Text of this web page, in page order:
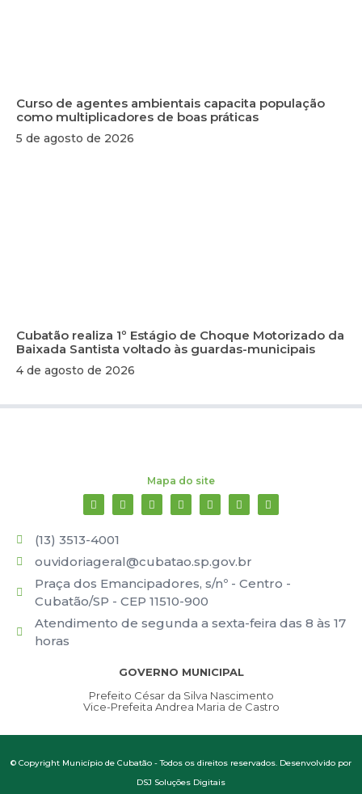
Curso de agentes ambientais capacita população
como multiplicadores de boas práticas
5 de agosto de 2026
Cubatão realiza 1º Estágio de Choque Motorizado da
Baixada Santista voltado às guardas-municipais
4 de agosto de 2026
Mapa do site
(13) 3513-4001
ouvidoriageral@cubatao.sp.gov.br
Praça dos Emancipadores, s/nº - Centro -
Cubatão/SP - CEP 11510-900
Atendimento de segunda a sexta-feira das 8 às 17
horas
GOVERNO MUNICIPAL
Prefeito César da Silva Nascimento
Vice-Prefeita Andrea Maria de Castro
© Copyright Município de Cubatão - Todos os direitos reservados. Desenvolvido por
DSJ Soluções Digitais